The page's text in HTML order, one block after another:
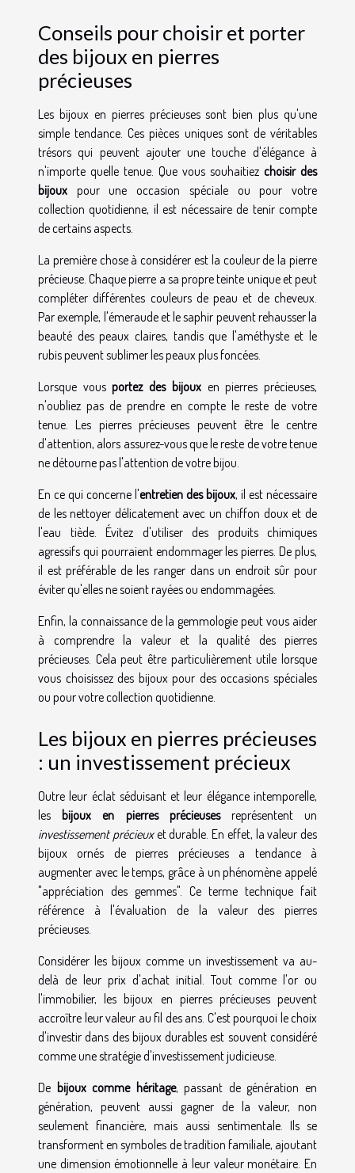
Conseils pour choisir et porter
des bijoux en pierres
précieuses
Les bijoux en pierres précieuses sont bien plus qu'une
simple tendance. Ces pièces uniques sont de véritables
trésors qui peuvent ajouter une touche d'élégance à
n'importe quelle tenue. Que vous souhaitiez choisir des
bijoux pour une occasion spéciale ou pour votre
collection quotidienne, il est nécessaire de tenir compte
de certains aspects.
La première chose à considérer est la couleur de la pierre
précieuse. Chaque pierre a sa propre teinte unique et peut
compléter différentes couleurs de peau et de cheveux.
Par exemple, l'émeraude et le saphir peuvent rehausser la
beauté des peaux claires, tandis que l'améthyste et le
rubis peuvent sublimer les peaux plus foncées.
Lorsque vousportez des bijouxen pierres précieuses,
n'oubliez pas de prendre en compte le reste de votre
tenue. Les pierres précieuses peuvent être le centre
d'attention, alors assurez-vous que le reste de votre tenue
ne détourne pas l'attention de votre bijou.
En ce qui concerne l'entretien des bijoux, il est nécessaire
de les nettoyer délicatement avec un chiffon doux et de
l'eau tiède. Évitez d'utiliser des produits chimiques
agressifs qui pourraient endommager les pierres. De plus,
il est préférable de les ranger dans un endroit sûr pour
éviter qu'elles ne soient rayées ou endommagées.
Enfin, la connaissance de la gemmologie peut vous aider
à comprendre la valeur et la qualité des pierres
précieuses. Cela peut être particulièrement utile lorsque
vous choisissez des bijoux pour des occasions spéciales
ou pour votre collection quotidienne.
Les bijoux en pierres précieuses
: un investissement précieux
Outre leur éclat séduisant et leur élégance intemporelle,
les bijoux en pierres précieusesreprésentent un
investissement précieuxet durable. En effet, la valeur des
bijoux ornés de pierres précieuses a tendance à
augmenter avec le temps, grâce à un phénomène appelé
"appréciation des gemmes". Ce terme technique fait
référence à l'évaluation de la valeur des pierres
précieuses.
Considérer les bijoux comme un investissement va au-
delà de leur prix d'achat initial. Tout comme l'or ou
l'immobilier, les bijoux en pierres précieuses peuvent
accroître leur valeur au fil des ans. C'est pourquoi le choix
d'investir dans des bijoux durables est souvent considéré
comme une stratégie d'investissement judicieuse.
De bijoux comme héritage, passant de génération en
génération, peuvent aussi gagner de la valeur, non
seulement financière, mais aussi sentimentale. Ils se
transforment en symboles de tradition familiale, ajoutant
une dimension émotionnelle à leur valeur monétaire. En